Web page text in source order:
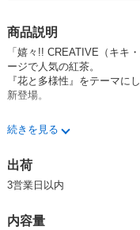
商品説明
「嬉々!! CREATIVE（キキ
ージで人気の紅茶。
『花と多様性』をテーマに
新登場。
アールグレイティーは山本
ザインされたパッケージ。
ギフトにもぴったり。
1包パックなので、お配りギ
Artisan（アーティザン）と
続きを見る
出荷
3営業日以内
内容量